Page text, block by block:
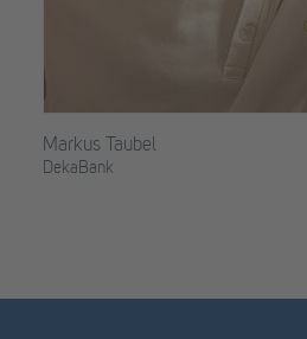
Markus Taubel
DekaBank